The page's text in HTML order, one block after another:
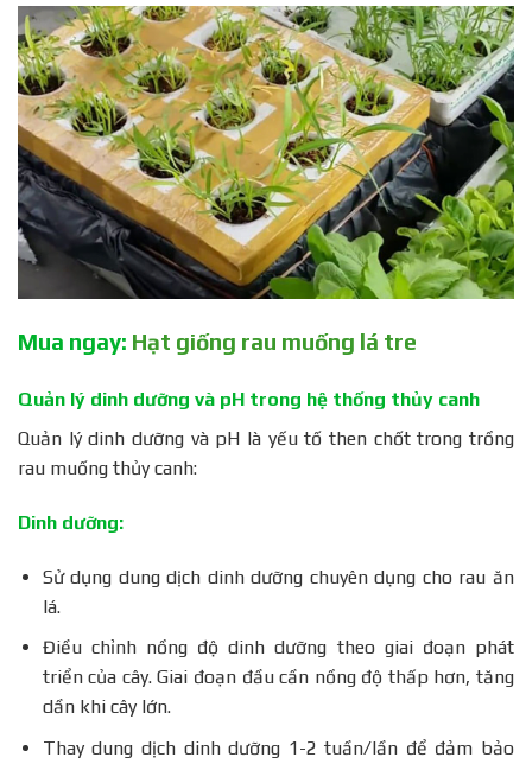
Mua ngay: Hạt giống rau muống lá tre
Quản lý dinh dưỡng và pH trong hệ thống thủy canh
Quản lý dinh dưỡng và pH là yếu tố then chốt trong trồng
rau muống thủy canh:
Dinh dưỡng:
Sử dụng dung dịch dinh dưỡng chuyên dụng cho rau ăn
lá.
Điều chỉnh nồng độ dinh dưỡng theo giai đoạn phát
triển của cây. Giai đoạn đầu cần nồng độ thấp hơn, tăng
dần khi cây lớn.
Thay dung dịch dinh dưỡng 1-2 tuần/lần để đảm bảo